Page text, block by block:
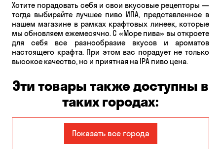
Хотите порадовать себя и свои вкусовые рецепторы —
тогда выбирайте лучшее пиво ИПА, представленное в
нашем магазине в рамках крафтовых линеек, которые
мы обновляем ежемесячно. С «Море пива» вы откроете
для себя все разнообразие вкусов и ароматов
настоящего крафта. При этом вас порадует не только
высокое качество, но и приятная на IPA пиво цена.
Эти товары также доступны в
таких городах:
АвангардПоказать все города